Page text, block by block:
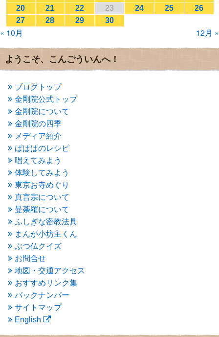
2017年1月(2)
2016年12月(4)
2016年11月(3)
2016年10月
2016年8月
2016年7月
(3)
2016年5月(3)
2016年4月
(4)
2016年3月 (4)
2016年2月 (5)
2016年1月(3)
2015年12月(6)
2015年11月 (4)
2015年10月
(4)
2015年9月(3)
2015年8月(4)
2015年7月(4)
2015年6月(3)
2015年5月(1)
2015年4月(1)
2015年3月 (3)
2015年2月(3)
2015年1月(1)
2014年12月
2014年9月(1)
2014年5月 (1)
2014年4月
2014年1月(1)
2013年11月 (4)
2013年10月
20 21 22 23 24 25
26
27
28 29 30
« 10月 12月 »
ようこそ、こんごういんへ！
ブログトップ
金剛院公式トップ
金剛院について
金剛院の四季
メディア紹介
ぱぱぱのレシピ
唱えてみよう
体験してみよう
東京お寺めぐり
真言宗について
曼荼羅について
ふしぎな密教法具
まんが小坊主くん
ぶつ仏クイズ
お問合せ
地図・交通アクセス
おすすめリンク集
バックナンバー
サイトマップ
English